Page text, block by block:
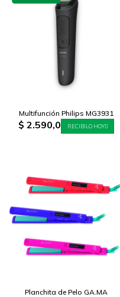
Multifunción Philips MG3931
$ 2.590,0 RECIBILO HOY
Planchita de Pelo GA.MA